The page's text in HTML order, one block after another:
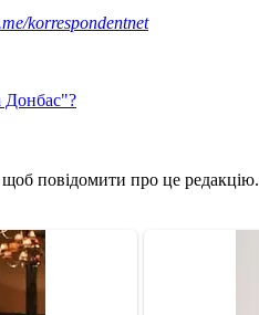
korrespondentnet
Донбас"?
щоб повідомити про це редакцію.